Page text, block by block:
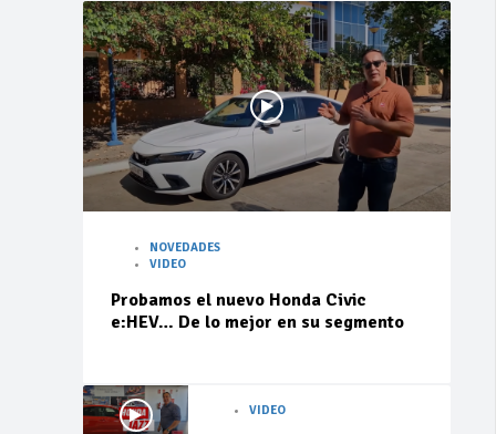
NOVEDADES
VIDEO
Probamos el nuevo Honda Civic
e:HEV… De lo mejor en su segmento
VIDEO